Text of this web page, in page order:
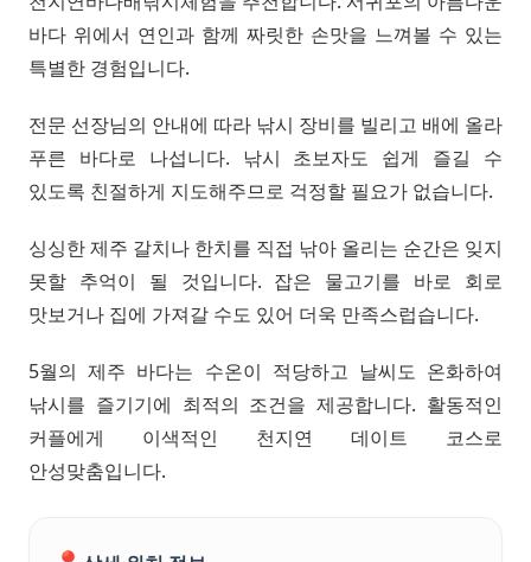
바다 위에서 연인과 함께 짜릿한 손맛을 느껴볼 수 있는
특별한 경험입니다.
전문 선장님의 안내에 따라 낚시 장비를 빌리고 배에 올라
푸른 바다로 나섭니다. 낚시 초보자도 쉽게 즐길 수
있도록 친절하게 지도해주므로 걱정할 필요가 없습니다.
싱싱한 제주 갈치나 한치를 직접 낚아 올리는 순간은 잊지
못할 추억이 될 것입니다. 잡은 물고기를 바로 회로
맛보거나 집에 가져갈 수도 있어 더욱 만족스럽습니다.
5월의 제주 바다는 수온이 적당하고 날씨도 온화하여
낚시를 즐기기에 최적의 조건을 제공합니다. 활동적인
커플에게 이색적인 천지연 데이트 코스로
안성맞춤입니다.